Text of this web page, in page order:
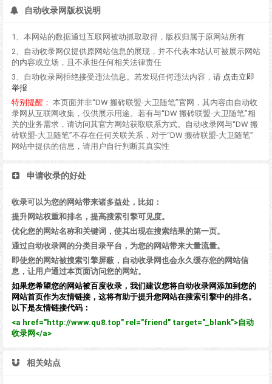
自动收录网版权说明
1、本网站的数据通过互联网被动抓取取得，版权归属于原网站所有
2、自动收录网仅提供原网站信息的展现，并不代表本站认可被展示网站
的内容或立场，且不承担任何相关法律责任
3、自动收录网拒绝接受违法信息。若发现任何违法内容，请 点击立即
举报
特别提醒： 本页面并非“DW 搬砖联盟-大卫随笔”官网，其内容由自动收
录网从互联网收集，仅供展示用途。若有与“DW 搬砖联盟-大卫随笔”相
关的业务需求，请访问其官方网站获取联系方式。自动收录网与“DW 搬
砖联盟-大卫随笔”不存在任何关联关系，对于“DW 搬砖联盟-大卫随笔”
网站中提供的信息，请用户自行判断其真实性
申请收录的好处
收录可以为您的网站带来诸多益处，比如：
提升网站权重和排名，提高搜索引擎可见度。
优化您的网站名称和关键词，使其出现在搜索结果的第一页。
通过自动收录网的分类目录平台，为您的网站带来大量流量。
即使您的网站被搜索引擎屏蔽，自动收录网也会永久缓存您的网站信
息，让用户通过本页面访问您的网站。
如果您希望您的网站被百度收录，我们建议您将自动收录网添加到您的
网站首页作为友情链接，这将有助于提升您网站在搜索引擎中的排名。
以下是友情链接代码：
<a href="http://www.qu8.top" rel="friend" target="_blank">自动
收录网</a>
相关站点